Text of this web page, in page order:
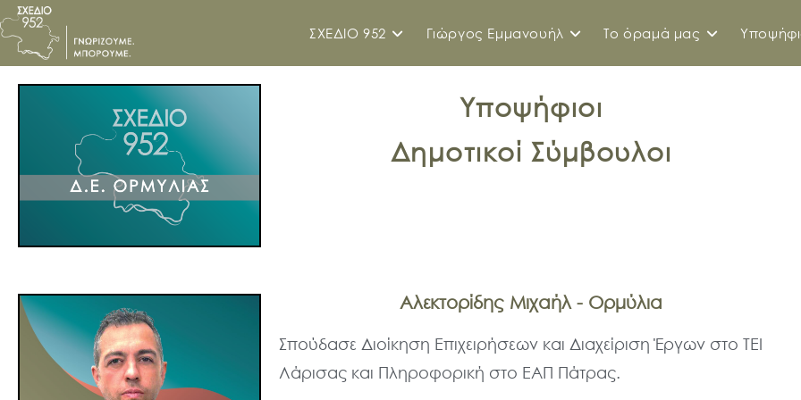
ΣΧΕΔΙΟ 952 Γιώργος Εμμανουήλ Το όραμά μας
Υποψήφιοι
Δημοτικοί Σύμβουλοι
Αλεκτορίδης Μιχαήλ - Ορμύλια
Σπούδασε Διοίκηση Επιχειρήσεων και Διαχείριση Έργων στο ΤΕΙ
Λάρισας και Πληροφορική στο ΕΑΠ Πάτρας.